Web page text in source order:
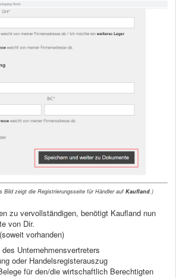
Bild zeigt die Registrierungsseite für Händler aufKaufland.)
zu vervollständigen, benötigt Kaufland nun
von Dir.
vorhanden)
Unternehmensvertreters
oder Handelsregisterauszug
für den/die wirtschaftlich Berechtigten